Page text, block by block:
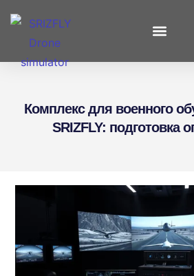
Комплекс для военного
SRIZFLY: подготовка